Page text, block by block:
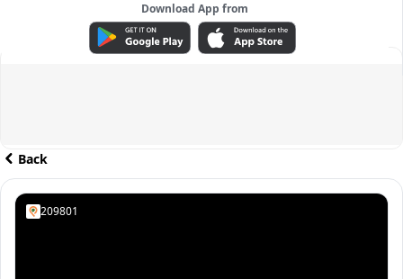
Download App from
ADVERTISEMENT
Back
209801